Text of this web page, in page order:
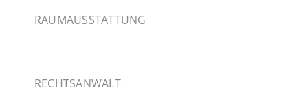
RAUMAUSSTATTUNG
RECHTSANWALT